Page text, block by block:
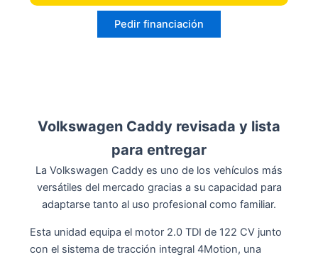
Pedir financiación
Volkswagen Caddy revisada y lista
para entregar
La Volkswagen Caddy es uno de los vehículos más
versátiles del mercado gracias a su capacidad para
adaptarse tanto al uso profesional como familiar.
Esta unidad equipa el motor 2.0 TDI de 122 CV junto
con el sistema de tracción integral 4Motion, una